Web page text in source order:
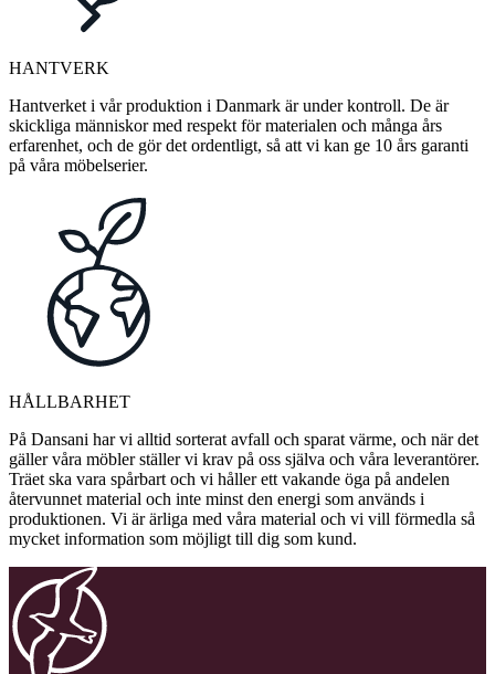
HANTVERK
Hantverket i vår produktion i Danmark är under kontroll. De är
skickliga människor med respekt för materialen och många års
erfarenhet, och de gör det ordentligt, så att vi kan ge 10 års garanti
på våra möbelserier.
HÅLLBARHET
På Dansani har vi alltid sorterat avfall och sparat värme, och när det
gäller våra möbler ställer vi krav på oss själva och våra leverantörer.
Träet ska vara spårbart och vi håller ett vakande öga på andelen
återvunnet material och inte minst den energi som används i
produktionen. Vi är ärliga med våra material och vi vill förmedla så
mycket information som möjligt till dig som kund.